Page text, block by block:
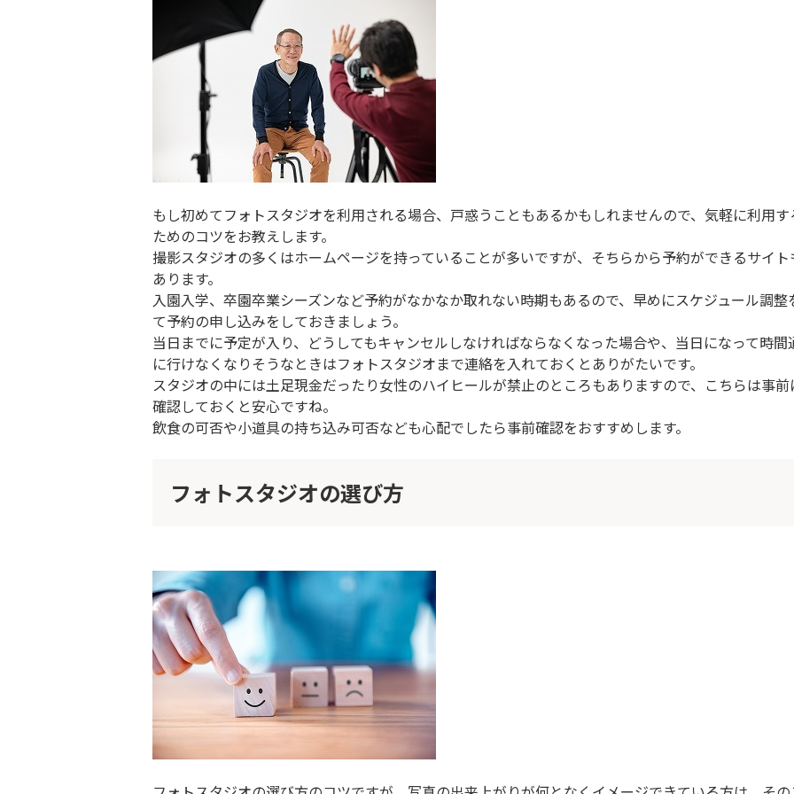
もし初めてフォトスタジオを利用される場合、戸惑うこともあるかもしれませんので、気軽に利用す
ためのコツをお教えします。
撮影スタジオの多くはホームページを持っていることが多いですが、そちらから予約ができるサイト
あります。
入園入学、卒園卒業シーズンなど予約がなかなか取れない時期もあるので、早めにスケジュール調整
て予約の申し込みをしておきましょう。
当日までに予定が入り、どうしてもキャンセルしなければならなくなった場合や、当日になって時間
に行けなくなりそうなときはフォトスタジオまで連絡を入れておくとありがたいです。
スタジオの中には土足現金だったり女性のハイヒールが禁止のところもありますので、こちらは事前
確認しておくと安心ですね。
飲食の可否や小道具の持ち込み可否なども心配でしたら事前確認をおすすめします。
フォトスタジオの選び方